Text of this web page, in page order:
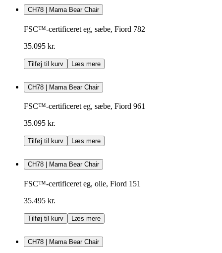
CH78 | Mama Bear Chair
FSC™-certificeret eg, sæbe, Fiord 782
35.095 kr.
Tilføj til kurv Læs mere
CH78 | Mama Bear Chair
FSC™-certificeret eg, sæbe, Fiord 961
35.095 kr.
Tilføj til kurv Læs mere
CH78 | Mama Bear Chair
FSC™-certificeret eg, olie, Fiord 151
35.495 kr.
Tilføj til kurv Læs mere
CH78 | Mama Bear Chair